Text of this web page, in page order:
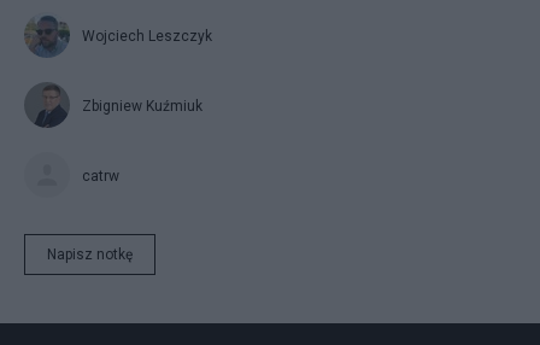
Wojciech Leszczyk
Zbigniew Kuźmiuk
catrw
Napisz notkę